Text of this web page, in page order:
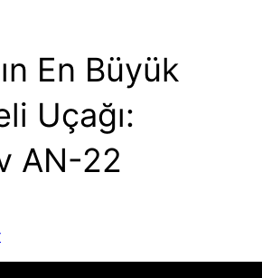
En Büyük
Uçağı:
AN-22